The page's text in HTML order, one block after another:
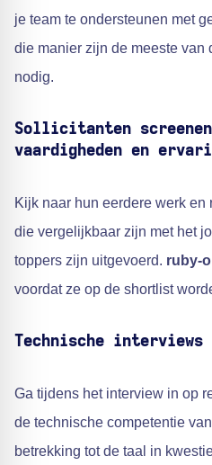
je team te ondersteunen met
die manier zijn de meeste van
nodig.
Sollicitanten
vaardigheden en
Kijk naar hun eerdere werk
die vergelijkbaar zijn met het
toppers zijn uitgevoerd. ruby-
voordat ze op de shortlist
Technische interviews
Ga tijdens het interview in op
de technische competentie
betrekking tot de taal in